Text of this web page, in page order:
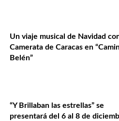
Un viaje musical de Navidad
Camerata de Caracas en
Belén”
“Y Brillaban las estrellas” se
presentará del 6 al 8 de